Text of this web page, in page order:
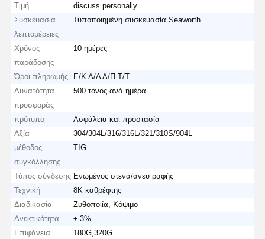
Τιμή
discuss personally
Συσκευασία
λεπτομέρειες
Τυποποιημένη συσκευασία Seaworth
Χρόνος
παράδοσης
10 ημέρες
Όροι πληρωμής
Ε/Κ Δ/Α Δ/Π Τ/Τ
Δυνατότητα
προσφοράς
500 τόνος ανά ημέρα
πρότυπο
Ασφάλεια και προστασία
Αξία
304/304L/316/316L/321/310S/904L
μέθοδος
συγκόλλησης
TIG
Τύπος σύνδεσης Ενωμένος στενά/άνευ ραφής
Τεχνική
8K καθρέφτης
Διαδικασία
Ζυθοποιία, Κόψιμο
Ανεκτικότητα
± 3%
Επιφάνεια
180G,320G